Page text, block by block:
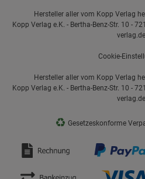
Hersteller aller vom Kopp Verlag
Kopp Verlag e.K. - Bertha-Benz-Str. 10 -
verlag.de
Cookie-
Hersteller aller vom Kopp Verlag
Kopp Verlag e.K. - Bertha-Benz-Str. 10 -
verlag.de
♻ Gesetzeskonforme